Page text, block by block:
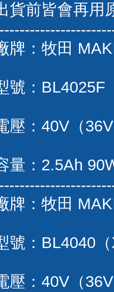
貨前皆會再用
牌：牧田
號：BL4025F
壓：40V（
量：2.5Ah
牌：牧田
號：BL4040
壓：40V（